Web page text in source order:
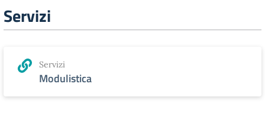
Servizi
Servizi
Modulistica